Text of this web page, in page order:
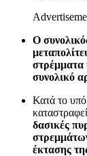
Ο
στρέμματα
συνολικό
Κατά το
δασικές
έκτασης